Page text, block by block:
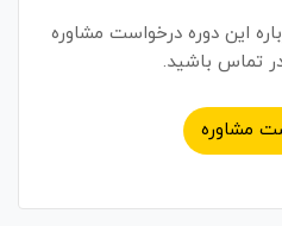
این دوره درخواست مشاوره
در تماس باشید.
مشاوره